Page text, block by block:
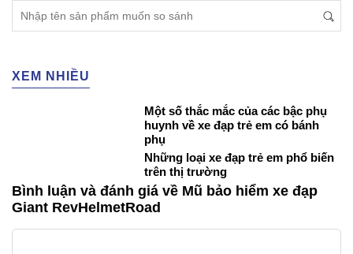
XEM NHIỀU
Một số thắc mắc của các bậc phụ
huynh về xe đạp trẻ em có bánh
phụ
Những loại xe đạp trẻ em phổ biến
trên thị trường
Bình luận và đánh giá về Mũ bảo hiểm xe đạp
Giant RevHelmetRoad